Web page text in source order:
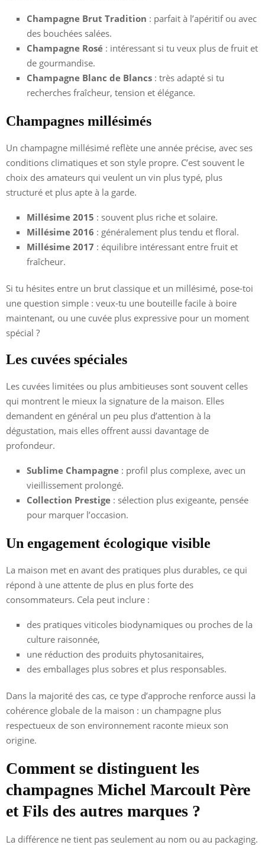
Champagne Brut Tradition : parfait à l’apéritif ou avec
des bouchées salées.
Champagne Rosé : intéressant si tu veux plus de fruit et
de gourmandise.
Champagne Blanc de Blancs : très adapté si tu
recherches fraîcheur, tension et élégance.
Champagnes millésimés
Un champagne millésimé reflète une année précise, avec ses
conditions climatiques et son style propre. C’est souvent le
choix des amateurs qui veulent un vin plus typé, plus
structuré et plus apte à la garde.
Millésime 2015 : souvent plus riche et solaire.
Millésime 2016 : généralement plus tendu et floral.
Millésime 2017 : équilibre intéressant entre fruit et
fraîcheur.
Si tu hésites entre un brut classique et un millésimé, pose-toi
une question simple : veux-tu une bouteille facile à boire
maintenant, ou une cuvée plus expressive pour un moment
spécial ?
Les cuvées spéciales
Les cuvées limitées ou plus ambitieuses sont souvent celles
qui montrent le mieux la signature de la maison. Elles
demandent en général un peu plus d’attention à la
dégustation, mais elles offrent aussi davantage de
profondeur.
Sublime Champagne : profil plus complexe, avec un
vieillissement prolongé.
Collection Prestige : sélection plus exigeante, pensée
pour marquer l’occasion.
Un engagement écologique visible
La maison met en avant des pratiques plus durables, ce qui
répond à une attente de plus en plus forte des
consommateurs. Cela peut inclure :
des pratiques viticoles biodynamiques ou proches de la
culture raisonnée,
une réduction des produits phytosanitaires,
des emballages plus sobres et plus responsables.
Dans la majorité des cas, ce type d’approche renforce aussi la
cohérence globale de la maison : un champagne plus
respectueux de son environnement raconte mieux son
origine.
Comment se distinguent les
champagnes Michel Marcoult Père
et Fils des autres marques ?
La différence ne tient pas seulement au nom ou au packaging.